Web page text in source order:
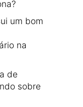
um bom
na
de
sobre